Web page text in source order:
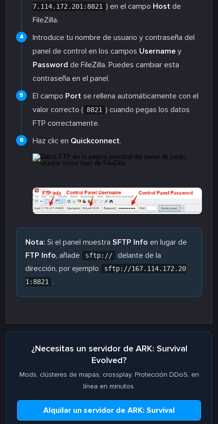
7.114.172.201:8821 ) en el campo Host de
FileZilla.
Introduce tu nombre de usuario y contraseña del
panel de control en los campos Username y
Password de FileZilla. Puedes cambiar esta
contraseña en el panel.
El campo Port se rellena automáticamente con el
valor correcto ( 8821 ) cuando pegas los datos
FTP correctamente.
Haz clic en Quickconnect.
Nota: Si el panel muestra SFTP Info en lugar de
FTP Info, añade sftp://
delante de la
dirección, por ejemplo
sftp://167.114.172.20
1:8821
.
¿Necesitas un servidor de ARK: Survival
Evolved?
Mods, clústeres de mapas, crossplay. Protección DDoS, en
línea en minutos.
Alquilar un servidor de ARK: Survival